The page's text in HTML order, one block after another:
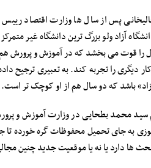
پس از سال ها وزارت اقتصاد
آزاد ولو بزرگ ترین دانشگاه غیر
را قوت می بخشد که در آموزش و پرورش
کار دیگری را تجربه کند. به تعبیری
باشد که دو سال هم از او کوچک تر است. (بطحایی متولد ۴۲ و
سید محمد بطحایی در وزارت آموزش و
به جای تحمیل محفوظات گره خورده تا
ها دارد یا نه یا موقعیت جدید چنین